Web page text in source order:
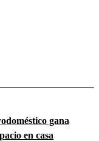
gana
en casa